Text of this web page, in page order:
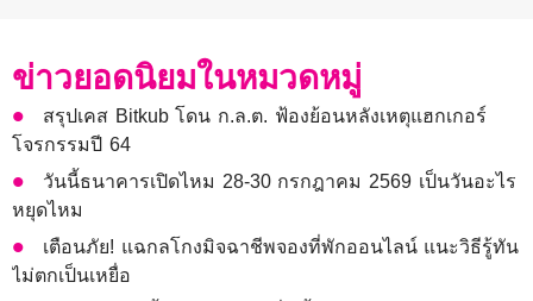
ข่าวยอดนิยมในหมวดหมู่
สรุปเคส Bitkub โดน ก.ล.ต. ฟ้องย้อนหลังเหตุแฮกเกอร์
โจรกรรมปี 64
วันนี้ธนาคารเปิดไหม 28-30 กรกฎาคม 2569 เป็นวันอะไร
หยุดไหม
เตือนภัย! แฉกลโกงมิจฉาชีพจองที่พักออนไลน์ แนะวิธีรู้ทัน
ไม่ตกเป็นเหยื่อ